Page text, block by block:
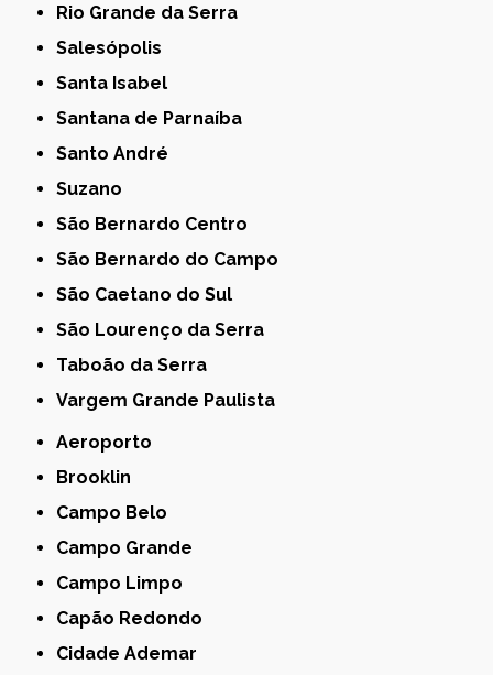
Rio Grande da Serra
Salesópolis
Santa Isabel
Santana de Parnaíba
Santo André
Suzano
São Bernardo Centro
São Bernardo do Campo
São Caetano do Sul
São Lourenço da Serra
Taboão da Serra
Vargem Grande Paulista
Aeroporto
Brooklin
Campo Belo
Campo Grande
Campo Limpo
Capão Redondo
Cidade Ademar